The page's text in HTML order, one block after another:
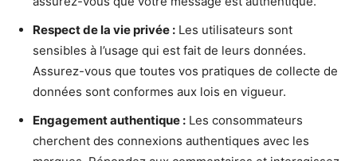
Respect de la vie privée : Les utilisateurs sont
sensibles à l’usage qui est fait de leurs données.
Assurez-vous que toutes vos pratiques de collecte de
données sont conformes aux lois en vigueur.
Engagement authentique : Les consommateurs
cherchent des connexions authentiques avec les